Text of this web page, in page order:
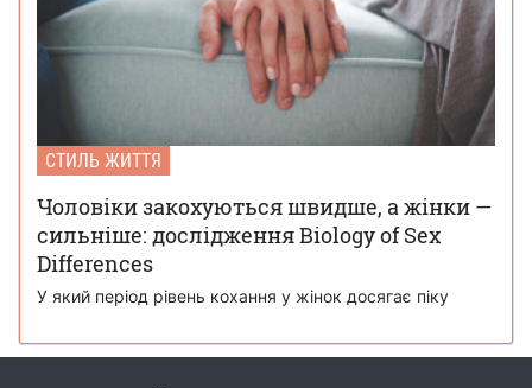
СТИЛЬ ЖИТТЯ
Чоловіки закохуються швидше, а жінки —
сильніше: дослідження Biology of Sex
Differences
У який період рівень кохання у жінок досягає піку